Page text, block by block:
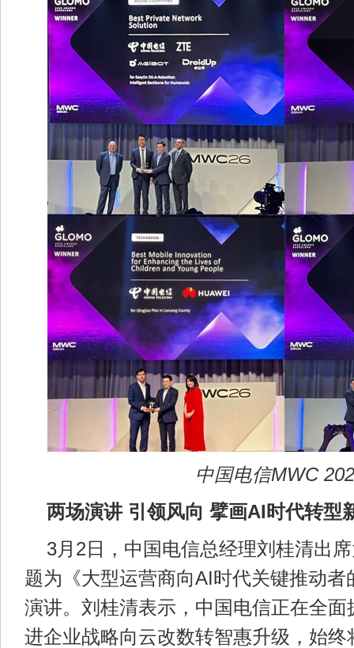
中国电信MWC
两场演讲 引领风向 擘画AI时代转型
3月2日，中国电信总经理刘桂清出
题为《大型运营商向AI时代关键推动者
演讲。刘桂清表示，中国电信正在全面
进企业战略向云改数转智惠升级，始终